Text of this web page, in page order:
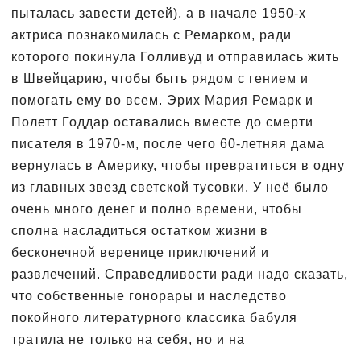
пыталась завести детей), а в начале 1950-х
актриса познакомилась с Ремарком, ради
которого покинула Голливуд и отправилась жить
в Швейцарию, чтобы быть рядом с гением и
помогать ему во всем. Эрих Мария Ремарк и
Полетт Годдар оставались вместе до смерти
писателя в 1970-м, после чего 60-летняя дама
вернулась в Америку, чтобы превратиться в одну
из главных звезд светской тусовки. У неё было
очень много денег и полно времени, чтобы
сполна насладиться остатком жизни в
бесконечной веренице приключений и
развлечений. Справедливости ради надо сказать,
что собственные гонорары и наследство
покойного литературного классика бабуля
тратила не только на себя, но и на